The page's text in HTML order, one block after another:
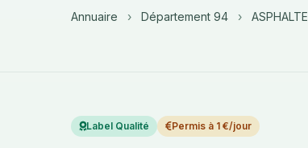
Annuaire › Département 94 › ASPHALTE
Label Qualité Permis à 1 €/jour